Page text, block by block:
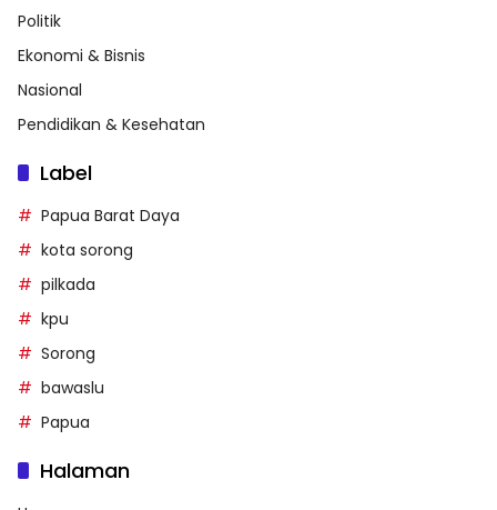
Politik
Ekonomi & Bisnis
Nasional
Pendidikan & Kesehatan
Label
Papua Barat Daya
kota sorong
pilkada
kpu
Sorong
bawaslu
Papua
Halaman